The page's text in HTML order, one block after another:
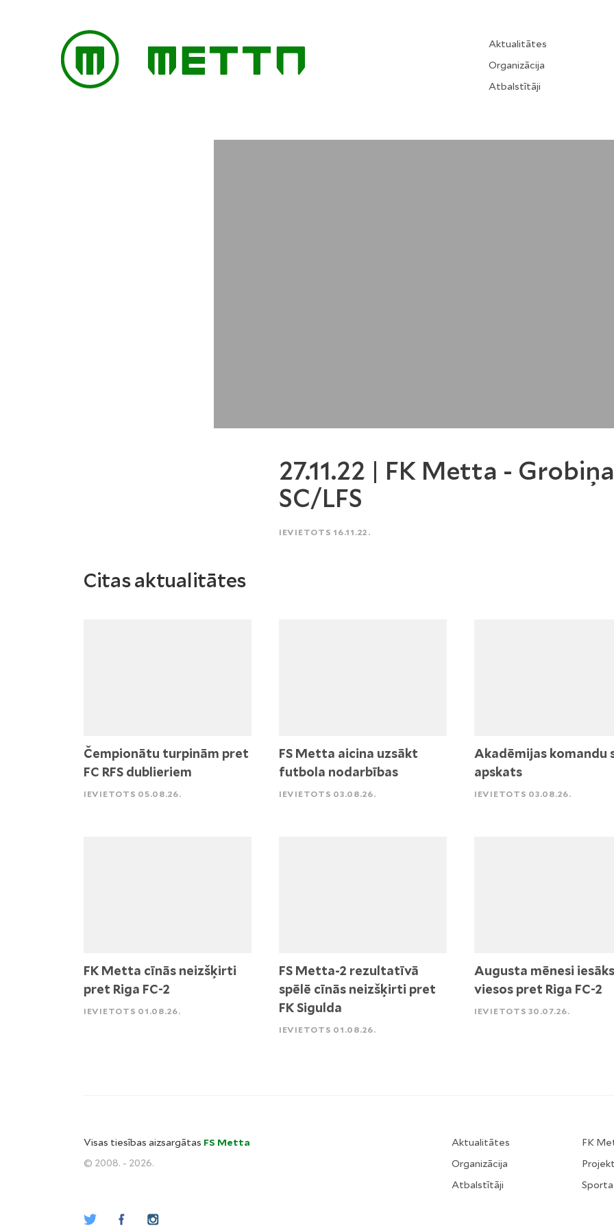
Aktualitātes
Organizācija
Atbalstītāji
27.11.22 | FK Metta -
SC/LFS
IEVIETOTS 16.11.22.
Citas aktualitātes
Čempionātu turpinām pret
FC RFS dublieriem
IEVIETOTS 05.08.26.
FS Metta aicina uzsākt
futbola nodarbības
IEVIETOTS 03.08.26.
Akadēmijas komandu
apskats
IEVIETOTS 03.08.26.
FK Metta cīnās neizšķirti
pret Riga FC-2
IEVIETOTS 01.08.26.
FS Metta-2 rezultatīvā
spēlē cīnās neizšķirti pret
FK Sigulda
IEVIETOTS 01.08.26.
Augusta mēnesi
viesos pret Riga FC-2
IEVIETOTS 30.07.26.
Visas tiesības aizsargātas FS Metta
© 2008. - 2026.
Aktualitātes
Organizācija
Atbalstītāji
FK